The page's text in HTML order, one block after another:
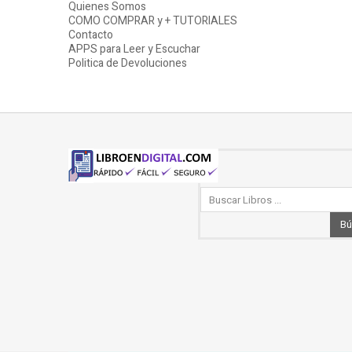
Quienes Somos
COMO COMPRAR y + TUTORIALES
Contacto
APPS para Leer y Escuchar
Politica de Devoluciones